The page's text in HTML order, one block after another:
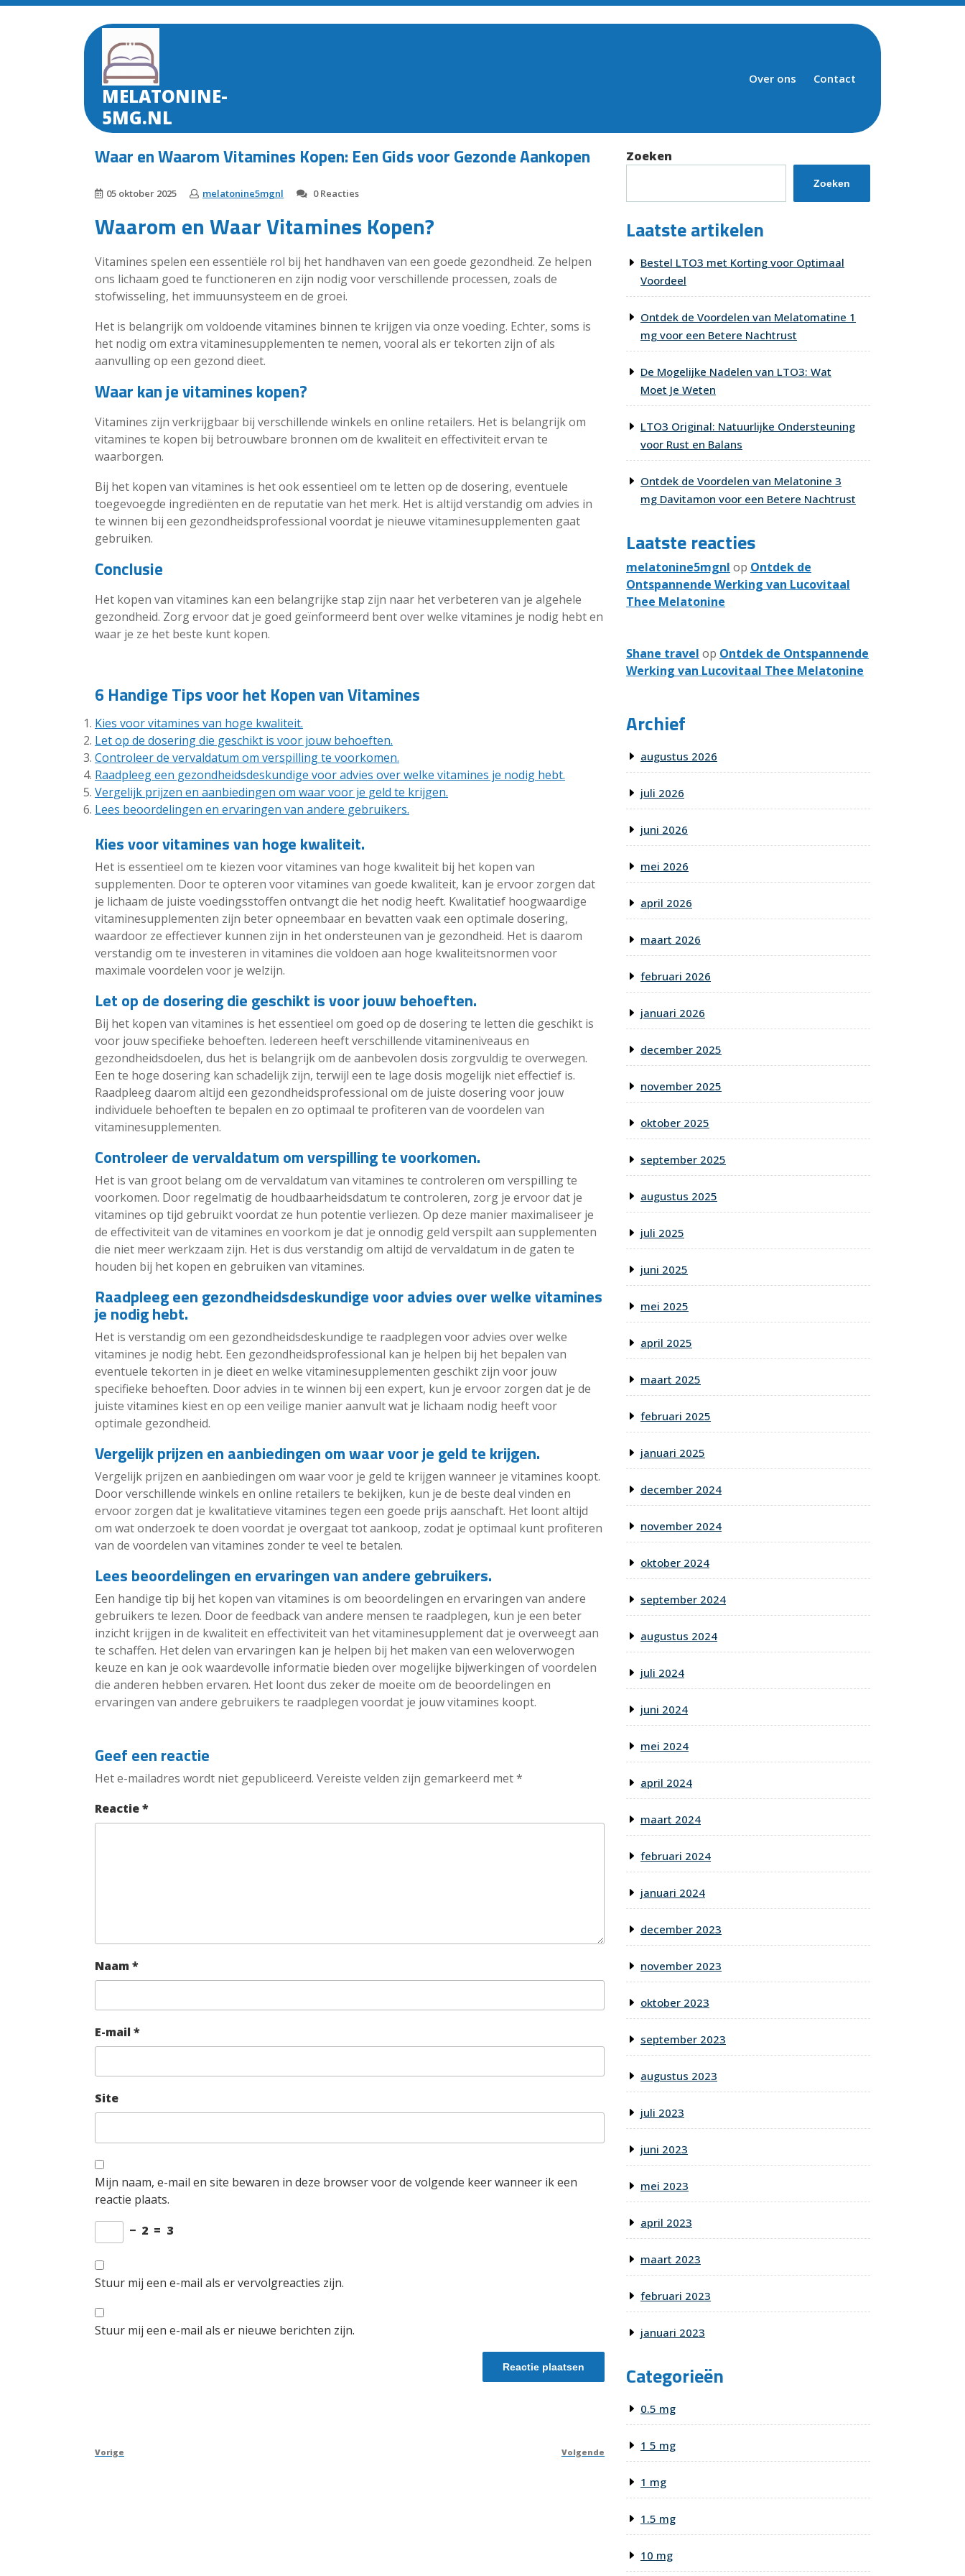
Skip
MELATONINE-
5MG.NL
Over ons Contact
Waar en Waarom Vitamines Kopen: Een Gids voor Gezonde Aankopen
05 oktober 2025 melatonine5mgnl 0 Reacties
Waarom en Waar Vitamines Kopen?
Vitamines spelen een essentiële rol bij het handhaven van een goede gezondheid. Ze helpen
ons lichaam goed te functioneren en zijn nodig voor verschillende processen, zoals de
stofwisseling, het immuunsysteem en de groei.
Het is belangrijk om voldoende vitamines binnen te krijgen via onze voeding. Echter, soms is
het nodig om extra vitaminesupplementen te nemen, vooral als er tekorten zijn of als
aanvulling op een gezond dieet.
Waar kan je vitamines kopen?
Vitamines zijn verkrijgbaar bij verschillende winkels en online retailers. Het is belangrijk om
vitamines te kopen bij betrouwbare bronnen om de kwaliteit en effectiviteit ervan te
waarborgen.
Bij het kopen van vitamines is het ook essentieel om te letten op de dosering, eventuele
toegevoegde ingrediënten en de reputatie van het merk. Het is altijd verstandig om advies in
te winnen bij een gezondheidsprofessional voordat je nieuwe vitaminesupplementen gaat
gebruiken.
Conclusie
Het kopen van vitamines kan een belangrijke stap zijn naar het verbeteren van je algehele
gezondheid. Zorg ervoor dat je goed geïnformeerd bent over welke vitamines je nodig hebt en
waar je ze het beste kunt kopen.
6 Handige Tips voor het Kopen van Vitamines
Kies voor vitamines van hoge kwaliteit.
Let op de dosering die geschikt is voor jouw behoeften.
Controleer de vervaldatum om verspilling te voorkomen.
Raadpleeg een gezondheidsdeskundige voor advies over welke vitamines je nodig hebt.
Vergelijk prijzen en aanbiedingen om waar voor je geld te krijgen.
Lees beoordelingen en ervaringen van andere gebruikers.
Kies voor vitamines van hoge kwaliteit.
Het is essentieel om te kiezen voor vitamines van hoge kwaliteit bij het kopen van
supplementen. Door te opteren voor vitamines van goede kwaliteit, kan je ervoor zorgen dat
je lichaam de juiste voedingsstoffen ontvangt die het nodig heeft. Kwalitatief hoogwaardige
vitaminesupplementen zijn beter opneembaar en bevatten vaak een optimale dosering,
waardoor ze effectiever kunnen zijn in het ondersteunen van je gezondheid. Het is daarom
verstandig om te investeren in vitamines die voldoen aan hoge kwaliteitsnormen voor
maximale voordelen voor je welzijn.
Let op de dosering die geschikt is voor jouw behoeften.
Bij het kopen van vitamines is het essentieel om goed op de dosering te letten die geschikt is
voor jouw specifieke behoeften. Iedereen heeft verschillende vitamineniveaus en
gezondheidsdoelen, dus het is belangrijk om de aanbevolen dosis zorgvuldig te overwegen.
Een te hoge dosering kan schadelijk zijn, terwijl een te lage dosis mogelijk niet effectief is.
Raadpleeg daarom altijd een gezondheidsprofessional om de juiste dosering voor jouw
individuele behoeften te bepalen en zo optimaal te profiteren van de voordelen van
vitaminesupplementen.
Controleer de vervaldatum om verspilling te voorkomen.
Het is van groot belang om de vervaldatum van vitamines te controleren om verspilling te
voorkomen. Door regelmatig de houdbaarheidsdatum te controleren, zorg je ervoor dat je
vitamines op tijd gebruikt voordat ze hun potentie verliezen. Op deze manier maximaliseer je
de effectiviteit van de vitamines en voorkom je dat je onnodig geld verspilt aan supplementen
die niet meer werkzaam zijn. Het is dus verstandig om altijd de vervaldatum in de gaten te
houden bij het kopen en gebruiken van vitamines.
Raadpleeg een gezondheidsdeskundige voor advies over welke vitamines
je nodig hebt.
Het is verstandig om een gezondheidsdeskundige te raadplegen voor advies over welke
vitamines je nodig hebt. Een gezondheidsprofessional kan je helpen bij het bepalen van
eventuele tekorten in je dieet en welke vitaminesupplementen geschikt zijn voor jouw
specifieke behoeften. Door advies in te winnen bij een expert, kun je ervoor zorgen dat je de
juiste vitamines kiest en op een veilige manier aanvult wat je lichaam nodig heeft voor
optimale gezondheid.
Vergelijk prijzen en aanbiedingen om waar voor je geld te krijgen.
Vergelijk prijzen en aanbiedingen om waar voor je geld te krijgen wanneer je vitamines koopt.
Door verschillende winkels en online retailers te bekijken, kun je de beste deal vinden en
ervoor zorgen dat je kwalitatieve vitamines tegen een goede prijs aanschaft. Het loont altijd
om wat onderzoek te doen voordat je overgaat tot aankoop, zodat je optimaal kunt profiteren
van de voordelen van vitamines zonder te veel te betalen.
Lees beoordelingen en ervaringen van andere gebruikers.
Een handige tip bij het kopen van vitamines is om beoordelingen en ervaringen van andere
gebruikers te lezen. Door de feedback van andere mensen te raadplegen, kun je een beter
inzicht krijgen in de kwaliteit en effectiviteit van het vitaminesupplement dat je overweegt aan
te schaffen. Het delen van ervaringen kan je helpen bij het maken van een weloverwogen
keuze en kan je ook waardevolle informatie bieden over mogelijke bijwerkingen of voordelen
die anderen hebben ervaren. Het loont dus zeker de moeite om de beoordelingen en
ervaringen van andere gebruikers te raadplegen voordat je jouw vitamines koopt.
Geef een reactie
Het e-mailadres wordt niet gepubliceerd. Vereiste velden zijn gemarkeerd met*
Reactie*
Naam *
E-mail *
Site
Mijn naam, e-mail en site bewaren in deze browser voor de volgende keer wanneer ik een
reactie plaats.
− 2 = 3
Stuur mij een e-mail als er vervolgreacties zijn.
Stuur mij een e-mail als er nieuwe berichten zijn.
Berichtnavigatie
Vorig
Vorige
Volgend
Volgende
Zoeken
Zoeken
Laatste artikelen
Bestel LTO3 met Korting voor Optimaal
Voordeel
Ontdek de Voordelen van Melatomatine 1
mg voor een Betere Nachtrust
De Mogelijke Nadelen van LTO3: Wat
Moet Je Weten
LTO3 Original: Natuurlijke Ondersteuning
voor Rust en Balans
Ontdek de Voordelen van Melatonine 3
mg Davitamon voor een Betere Nachtrust
Laatste reacties
melatonine5mgnl op Ontdek de
Ontspannende Werking van Lucovitaal
Thee Melatonine
Shane travel op Ontdek de Ontspannende
Werking van Lucovitaal Thee Melatonine
Archief
augustus 2026
juli 2026
juni 2026
mei 2026
april 2026
maart 2026
februari 2026
januari 2026
december 2025
november 2025
oktober 2025
september 2025
augustus 2025
juli 2025
juni 2025
mei 2025
april 2025
maart 2025
februari 2025
januari 2025
december 2024
november 2024
oktober 2024
september 2024
augustus 2024
juli 2024
juni 2024
mei 2024
april 2024
maart 2024
februari 2024
januari 2024
december 2023
november 2023
oktober 2023
september 2023
augustus 2023
juli 2023
juni 2023
mei 2023
april 2023
maart 2023
februari 2023
januari 2023
Categorieën
0.5 mg
1 5 mg
1 mg
1.5 mg
10 mg